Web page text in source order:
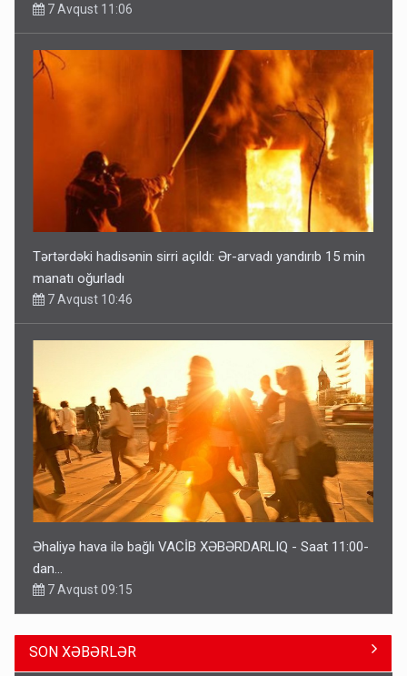
7 Avqust 11:06
Tərtərdəki hadisənin sirri açıldı: Ər-arvadı yandırıb 15 min
manatı oğurladı
7 Avqust 10:46
Əhaliyə hava ilə bağlı VACİB XƏBƏRDARLIQ - Saat 11:00-
dan…
7 Avqust 09:15
SON XƏBƏRLƏR